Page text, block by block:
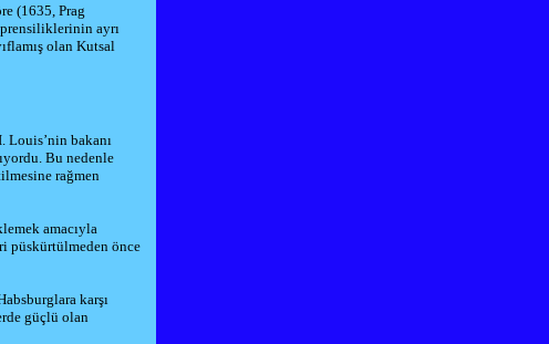
(1635 Prag
ayrı
olan Kutsal
Louis’nin bakanı
Bu nedenle
rağmen
amacıyla
püskürtülmeden önce
karşı
güçlü olan